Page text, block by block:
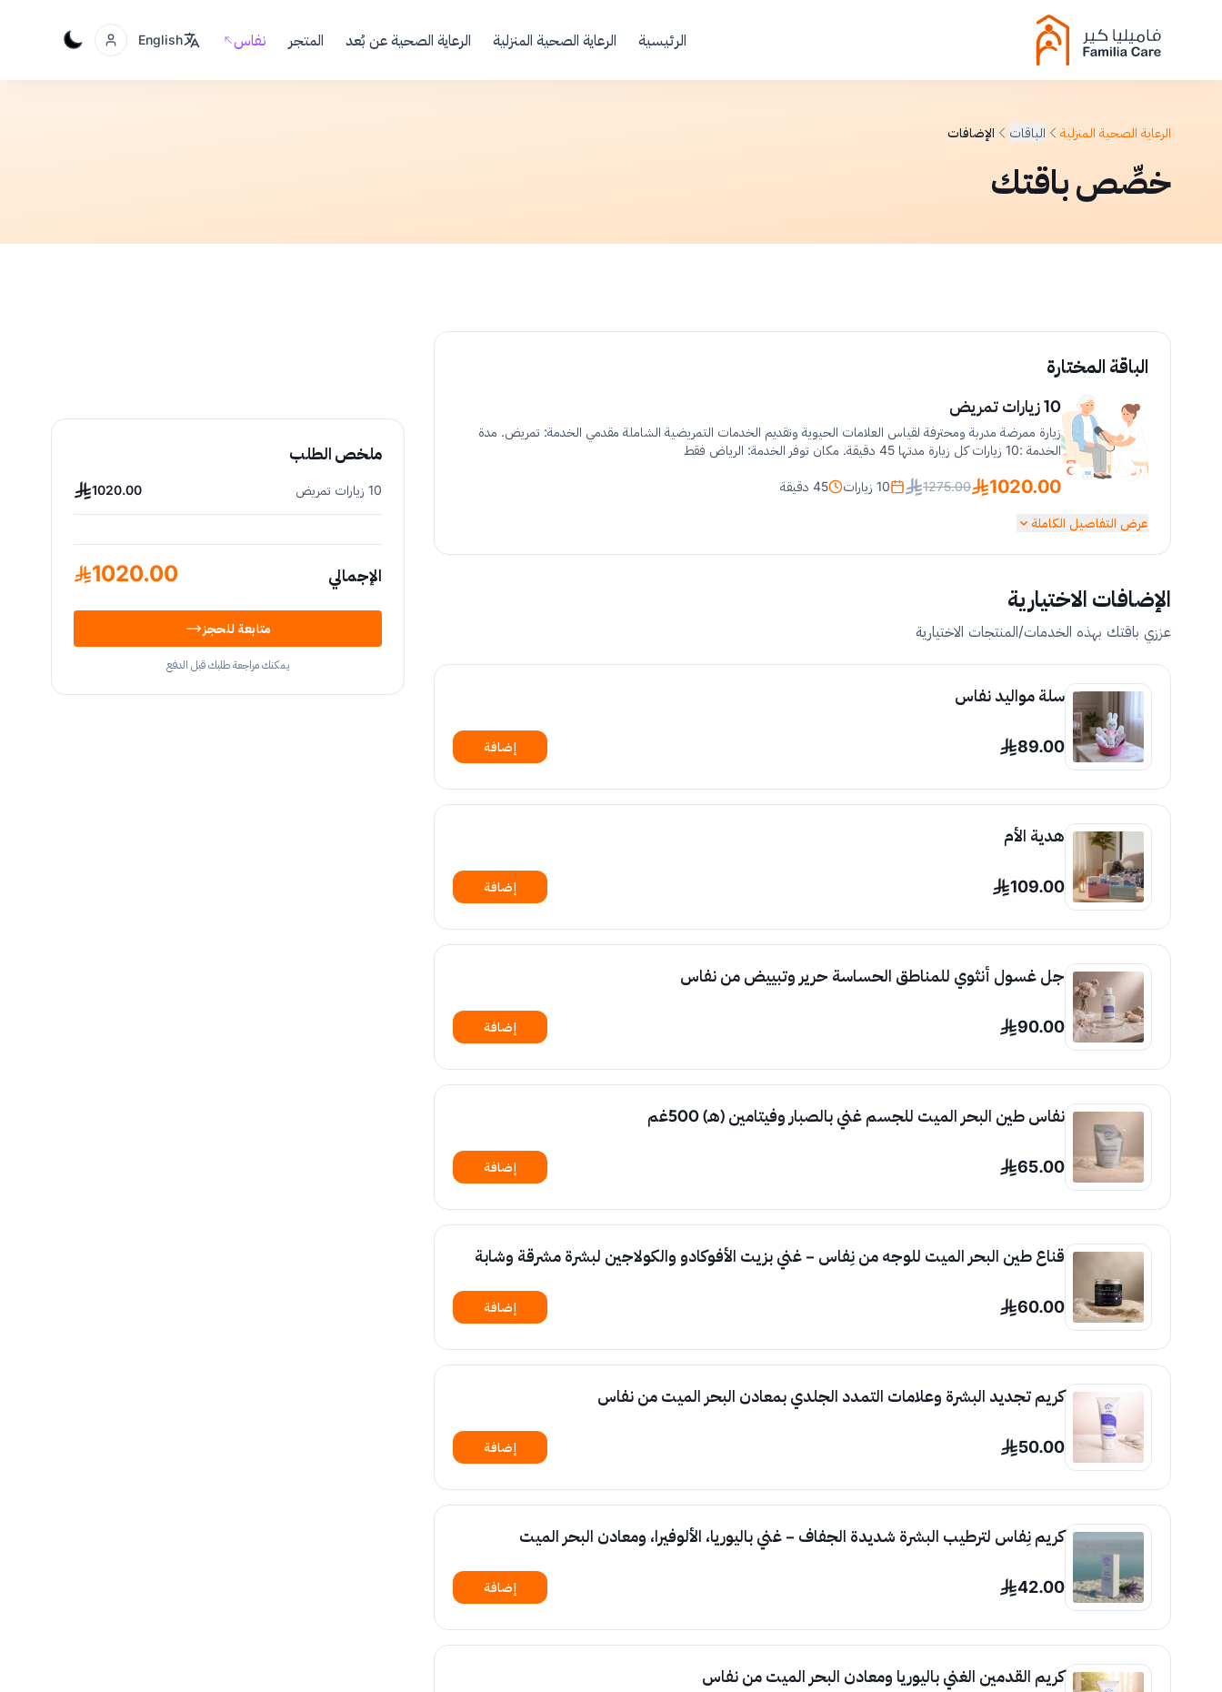
الرئيسية الرعاية الصحية المنزلية الرعاية الصحية عن بُعد المتجر نفاس English
الرعاية الصحية المنزلية الباقات الإضافات
خصِّص باقتك
الباقة المختارة
10 زيارات تمريض
زيارة ممرضة مدربة ومحترفة لقياس العلامات الحيوية وتقديم الخدمات التمريضية الشاملة مقدمي الخدمة: تمريض. مدة
الخدمة :10 زيارات كل زيارة مدتها 45 دقيقة. مكان توفر الخدمة: الرياض فقط
1020.00
1275.00 10 زيارات 45 دقيقة
عرض التفاصيل الكاملة
الإضافات الاختيارية
عززي باقتك بهذه الخدمات/المنتجات الاختيارية
سلة مواليد نفاس
89.00 إضافة
هدية الأم
109.00 إضافة
جل غسول أنثوي للمناطق الحساسة حرير وتبييض من نفاس
90.00 إضافة
نفاس طين البحر الميت للجسم غني بالصبار وفيتامين (هـ) 500غم
65.00 إضافة
قناع طين البحر الميت للوجه من نِفاس – غني بزيت الأفوكادو والكولاجين لبشرة مشرقة وشابة
60.00 إضافة
كريم تجديد البشرة وعلامات التمدد الجلدي بمعادن البحر الميت من نفاس
50.00 إضافة
كريم نِفاس لترطيب البشرة شديدة الجفاف – غني باليوريا، الألوفيرا، ومعادن البحر الميت
42.00 إضافة
كريم القدمين الغني باليوريا ومعادن البحر الميت من نفاس
ملخص الطلب
10 زيارات تمريض 1020.00
الإجمالي 1020.00
متابعة للحجز
يمكنك مراجعة طلبك قبل الدفع
Sign up